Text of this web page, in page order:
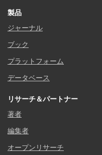
製品
ジャーナル
ブック
プラットフォーム
データベース
リサーチ＆パートナー
著者
編集者
オープンリサーチ